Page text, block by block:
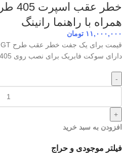
فیلتر موجودی و حراج
همراه با راهنما رانینگ
۱۱,۰۰۰,۰۰۰ تومان
قیمت برای یک جفت خطر عقب طرح GT
دارای سوکت فابریک برای نصب روی 405
-
+
افزودن به سبد خرید